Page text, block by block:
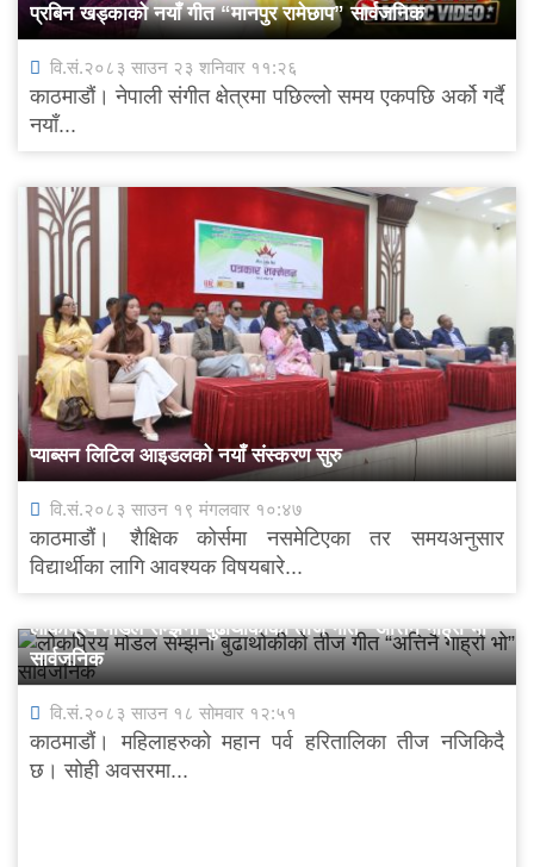
प्रबिन खड्काको नयाँ गीत “मानपुर रामेछाप” सार्वजनिक
वि.सं.२०८३ साउन २३ शनिवार ११:२६
काठमाडौं। नेपाली संगीत क्षेत्रमा पछिल्लो समय एकपछि अर्को गर्दै
नयाँ...
प्याब्सन लिटिल आइडलको नयाँ संस्करण सुरु
वि.सं.२०८३ साउन १९ मंगलवार १०:४७
काठमाडौं। शैक्षिक कोर्समा नसमेटिएका तर समयअनुसार
विद्यार्थीका लागि आवश्यक विषयबारे...
लोकप्रिय मोडल सम्झना बुढाथोकीको तीज गीत “अत्तिनै गाह्रो भो”
सार्वजनिक
वि.सं.२०८३ साउन १८ सोमवार १२:५१
काठमाडौं। महिलाहरुको महान पर्व हरितालिका तीज नजिकिदै
छ। सोही अवसरमा...